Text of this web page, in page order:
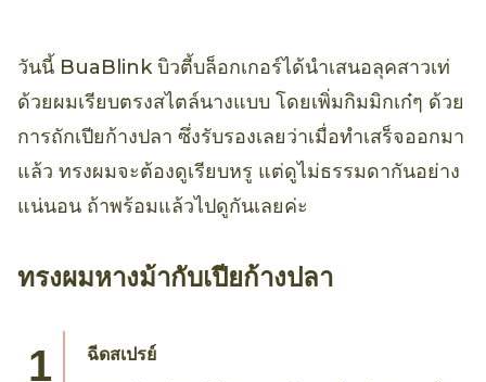
วันนี้ BuaBlink บิวตี้บล็อกเกอร์ได้นำเสนอลุคสาวเท่
ด้วยผมเรียบตรงสไตล์นางแบบ โดยเพิ่มกิมมิกเก๋ๆ ด้วย
การถักเปียก้างปลา ซึ่งรับรองเลยว่าเมื่อทำเสร็จออกมา
แล้ว ทรงผมจะต้องดูเรียบหรู แต่ดูไม่ธรรมดากันอย่าง
แน่นอน ถ้าพร้อมแล้วไปดูกันเลยค่ะ
ทรงผมหางม้ากับเปียก้างปลา
ฉีดสเปรย์